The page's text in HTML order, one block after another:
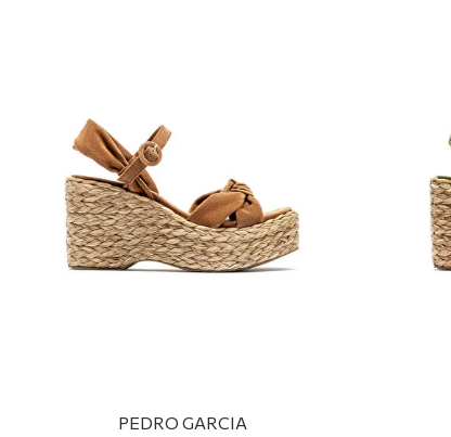
PEDRO GARCIA